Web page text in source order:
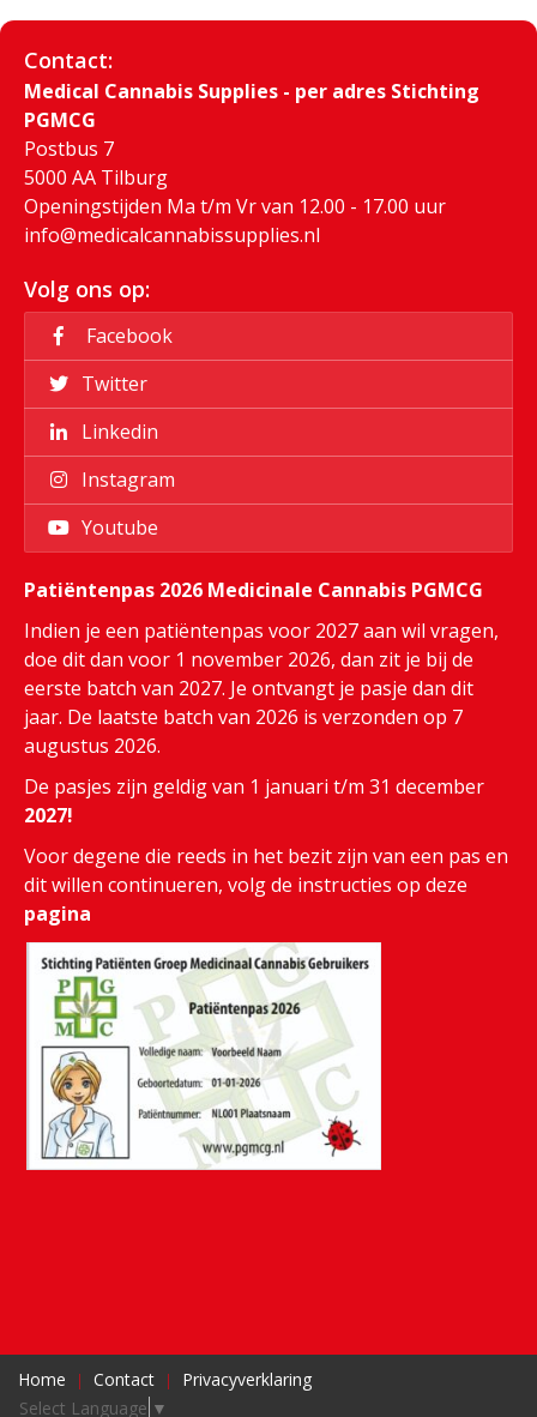
Contact:
Medical Cannabis Supplies - per adres Stichting
PGMCG
Postbus 7
5000 AA Tilburg
Openingstijden Ma t/m Vr van 12.00 - 17.00 uur
info@medicalcannabissupplies.nl
Volg ons op:
Facebook
Twitter
Linkedin
Instagram
Youtube
Patiëntenpas 2026 Medicinale Cannabis PGMCG
Indien je een patiëntenpas voor 2027 aan wil vragen,
doe dit dan voor 1 november 2026, dan zit je bij de
eerste batch van 2027. Je ontvangt je pasje dan dit
jaar. De laatste batch van 2026 is verzonden op 7
augustus 2026.
De pasjes zijn geldig van 1 januari t/m 31 december
2027!
Voor degene die reeds in het bezit zijn van een pas en
dit willen continueren, volg de instructies op deze
pagina
Home Contact
Privacyverklaring
Select Language ▼